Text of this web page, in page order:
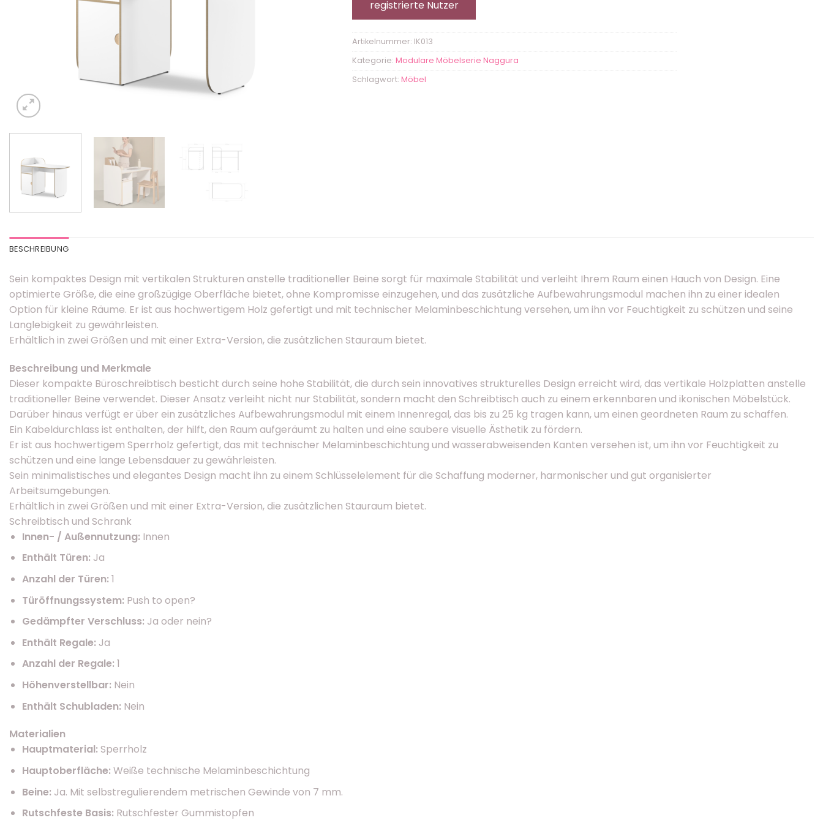
registrierte Nutzer
Artikelnummer: IK013
Kategorie: Modulare Möbelserie Naggura
Schlagwort: Möbel
BESCHREIBUNG
Sein kompaktes Design mit vertikalen Strukturen anstelle traditioneller Beine sorgt für maximale Stabilität und verleiht Ihrem Raum einen Hauch von Design. Eine
optimierte Größe, die eine großzügige Oberfläche bietet, ohne Kompromisse einzugehen, und das zusätzliche Aufbewahrungsmodul machen ihn zu einer idealen
Option für kleine Räume. Er ist aus hochwertigem Holz gefertigt und mit technischer Melaminbeschichtung versehen, um ihn vor Feuchtigkeit zu schützen und seine
Langlebigkeit zu gewährleisten.
Erhältlich in zwei Größen und mit einer Extra-Version, die zusätzlichen Stauraum bietet.
Beschreibung und Merkmale
Dieser kompakte Büroschreibtisch besticht durch seine hohe Stabilität, die durch sein innovatives strukturelles Design erreicht wird, das vertikale Holzplatten anstelle
traditioneller Beine verwendet. Dieser Ansatz verleiht nicht nur Stabilität, sondern macht den Schreibtisch auch zu einem erkennbaren und ikonischen Möbelstück.
Darüber hinaus verfügt er über ein zusätzliches Aufbewahrungsmodul mit einem Innenregal, das bis zu 25 kg tragen kann, um einen geordneten Raum zu schaffen.
Ein Kabeldurchlass ist enthalten, der hilft, den Raum aufgeräumt zu halten und eine saubere visuelle Ästhetik zu fördern.
Er ist aus hochwertigem Sperrholz gefertigt, das mit technischer Melaminbeschichtung und wasserabweisenden Kanten versehen ist, um ihn vor Feuchtigkeit zu
schützen und eine lange Lebensdauer zu gewährleisten.
Sein minimalistisches und elegantes Design macht ihn zu einem Schlüsselelement für die Schaffung moderner, harmonischer und gut organisierter
Arbeitsumgebungen.
Erhältlich in zwei Größen und mit einer Extra-Version, die zusätzlichen Stauraum bietet.
Schreibtisch und Schrank
Innen- / Außennutzung: Innen
Enthält Türen: Ja
Anzahl der Türen: 1
Türöffnungssystem: Push to open?
Gedämpfter Verschluss: Ja oder nein?
Enthält Regale: Ja
Anzahl der Regale: 1
Höhenverstellbar: Nein
Enthält Schubladen: Nein
Materialien
Hauptmaterial: Sperrholz
Hauptoberfläche: Weiße technische Melaminbeschichtung
Beine: Ja. Mit selbstregulierendem metrischen Gewinde von 7 mm.
Rutschfeste Basis: Rutschfester Gummistopfen